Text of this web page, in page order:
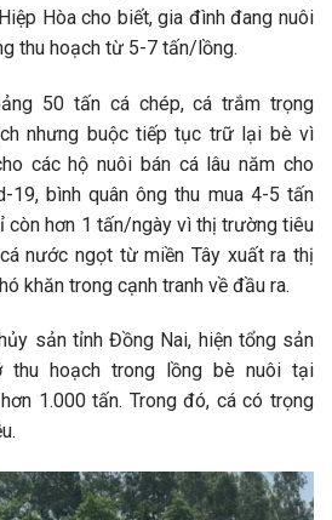
Hòa cho biết, gia đình đang nuôi
thu hoạch từ 5-7 tấn/lồng.
50 tấn cá chép, cá trắm trọng
nhưng buộc tiếp tục trữ lại bè vì
các hộ nuôi bán cá lâu năm cho
19, bình quân ông thu mua 4-5 tấn
còn hơn 1 tấn/ngày vì thị trường tiêu
nước ngọt từ miền Tây xuất ra thị
khăn trong cạnh tranh về đầu ra.
sản tỉnh Đồng Nai, hiện tổng sản
thu hoạch trong lồng bè nuôi tại
1.000 tấn. Trong đó, cá có trọng